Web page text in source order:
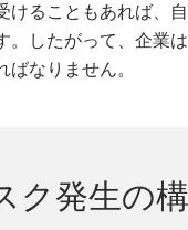
けることもあれば、
。したがって、企業
なりません。
ク発生の